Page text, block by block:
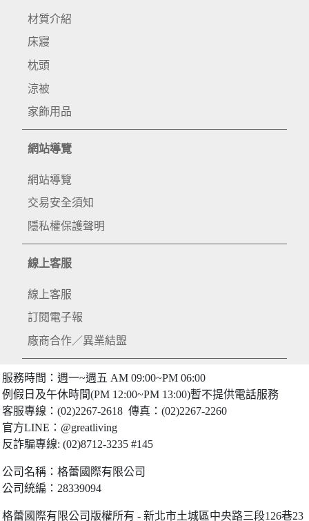
材質介紹
床寢
枕頭
涼被
家飾用品
網站導覽
網站導覽
交易安全須知
隱私權保護聲明
線上客服
線上客服
訂閱電子報
廠商合作／異業結盟
服務時間：週一~週五 AM 09:00~PM 06:00
例假日及午休時間(PM 12:00~PM 13:00)暫不提供電話服務
客服專線：(02)2267-2618 傳真：(02)2267-2260
官方LINE：@greatliving
反詐騙專線: (02)8712-3235 #145
公司名稱：格蕾國際有限公司
公司統編：28339094
格蕾國際有限公司版權所有 - 新北市土城區中央路三段126巷23